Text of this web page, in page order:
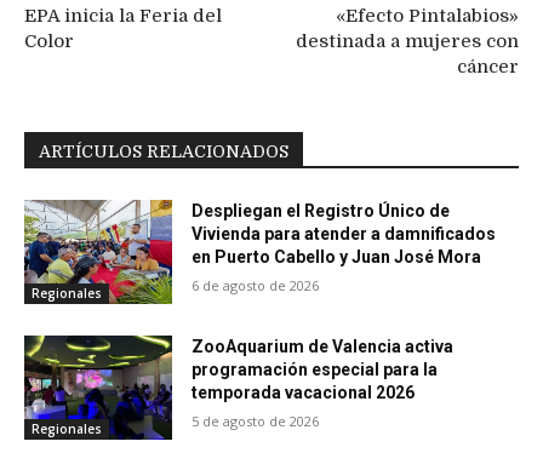
EPA inicia la Feria del
Color
«Efecto Pintalabios»
destinada a mujeres con
cáncer
ARTÍCULOS RELACIONADOS
Regionales
Despliegan el Registro Único de
Vivienda para atender a damnificados
en Puerto Cabello y Juan José Mora
6 de agosto de 2026
Regionales
ZooAquarium de Valencia activa
programación especial para la
temporada vacacional 2026
5 de agosto de 2026